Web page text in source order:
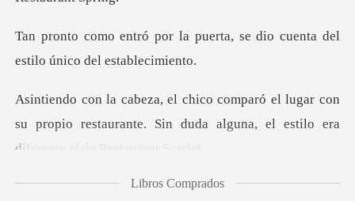
Salir
Instalar APP
puerta, se dio cuenta del
est
gar con
su propio restaurante. Sin duda alguna,
ring estaba dLibros Comprados